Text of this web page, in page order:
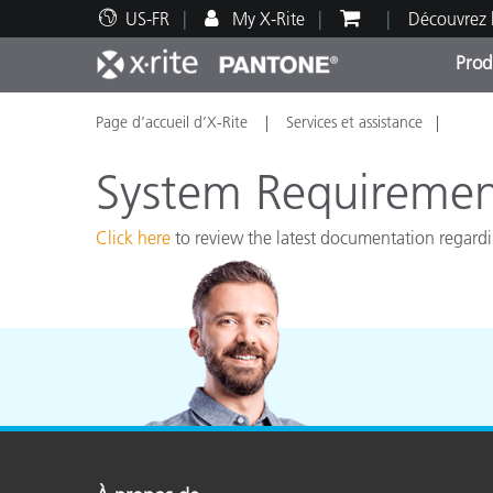
US-FR My X-Rite
Top Produits
Impression et Emballage
Automobile
Assistance technique
Ressources éducatives
Page d’accueil d’X-Rite Services et assistance
System
Click here to review the latest documentation